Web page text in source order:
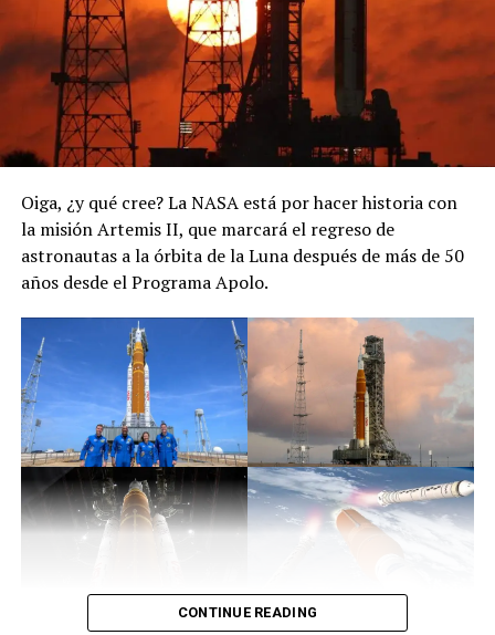
Oiga, ¿y qué cree? La NASA está por hacer historia con
la misión Artemis II, que marcará el regreso de
astronautas a la órbita de la Luna después de más de 50
años desde el Programa Apolo.
CONTINUE READING